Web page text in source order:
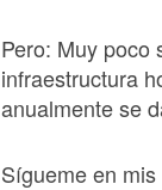
Pero: Muy poco
infraestructura
anualmente se
Sígueme en